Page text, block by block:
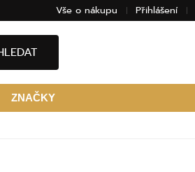
Vše o nákupu Přihlášení
ZNAČKY